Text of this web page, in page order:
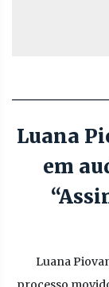
Luana
em
Luana